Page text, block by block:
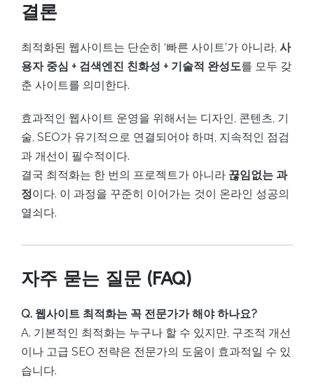
결론
최적화된 웹사이트는 단순히 ‘빠른 사이트’가 아니라, 사
용자 중심 + 검색엔진 친화성 + 기술적 완성도를 모두 갖
춘 사이트를 의미한다.
효과적인 웹사이트 운영을 위해서는 디자인, 콘텐츠, 기
술, SEO가 유기적으로 연결되어야 하며, 지속적인 점검
과 개선이 필수적이다.
결국 최적화는 한 번의 프로젝트가 아니라 끊임없는 과
정이다. 이 과정을 꾸준히 이어가는 것이 온라인 성공의
열쇠다.
자주 묻는 질문 (FAQ)
Q. 웹사이트 최적화는 꼭 전문가가 해야 하나요?
A. 기본적인 최적화는 누구나 할 수 있지만, 구조적 개선
이나 고급 SEO 전략은 전문가의 도움이 효과적일 수 있
습니다.